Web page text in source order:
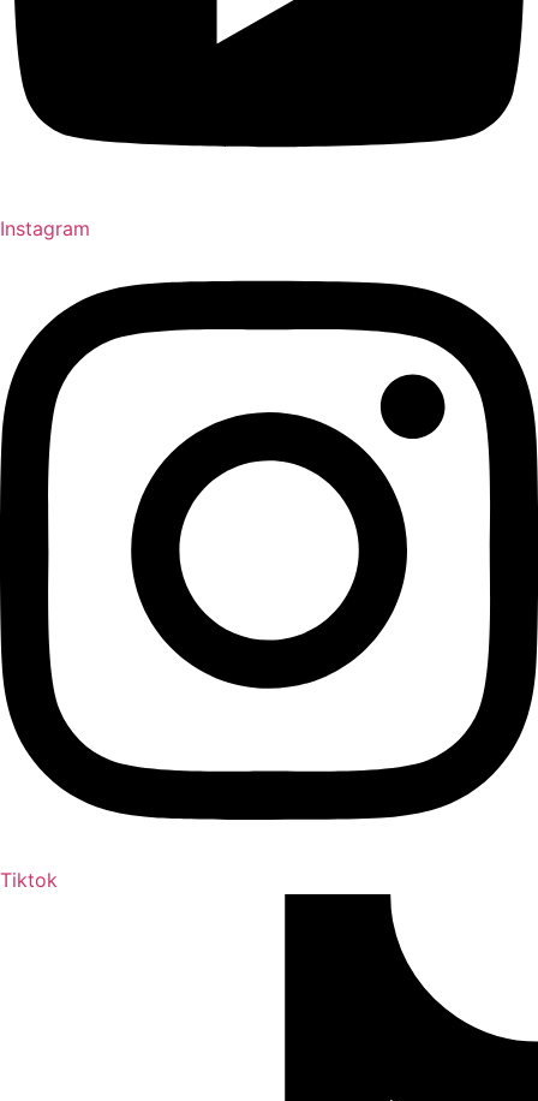
Instagram
Tiktok